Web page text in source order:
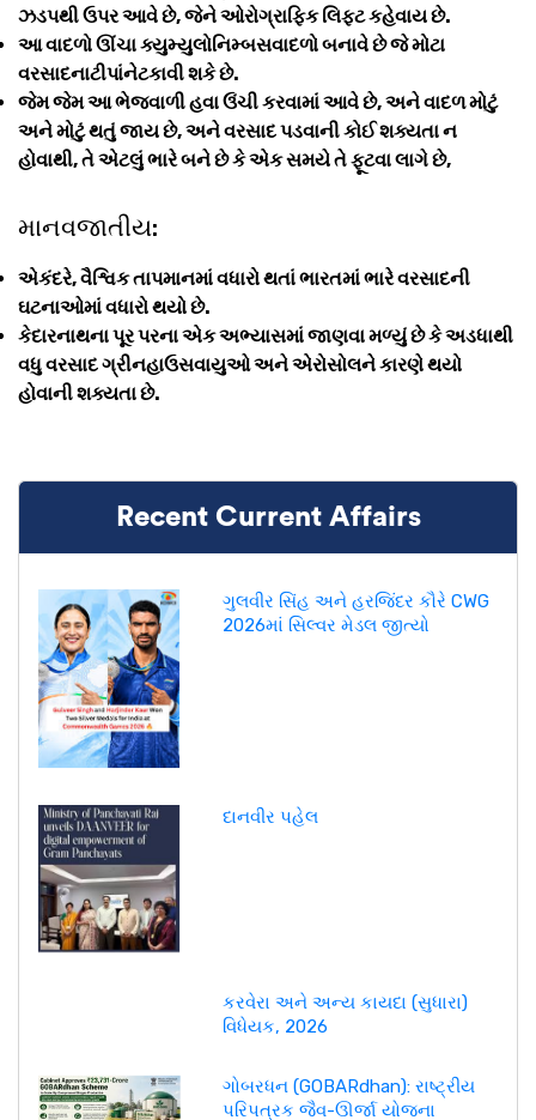
ઝડપથી ઉપર આવે છે, જેને ઓરોગ્રાફિક લિફ્ટ કહેવાય છે.
આ વાદળો ઊંચા ક્યુમ્યુલોનિમ્બસવાદળો બનાવે છે જે મોટા
વરસાદનાટીપાંનેટકાવી શકે છે.
જેમ જેમ આ ભેજવાળી હવા ઉંચી કરવામાં આવે છે, અને વાદળ મોટું
અને મોટું થતું જાય છે, અને વરસાદ પડવાની કોઈ શક્યતા ન
હોવાથી, તે એટલું ભારે બને છે કે એક સમયે તે ફૂટવા લાગે છે,
માનવજાતીય:
એકંદરે, વૈશ્વિક તાપમાનમાં વધારો થતાં ભારતમાં ભારે વરસાદની
ઘટનાઓમાં વધારો થયો છે.
કેદારનાથના પૂર પરના એક અભ્યાસમાં જાણવા મળ્યું છે કે અડધાથી
વધુ વરસાદ ગ્રીનહાઉસવાયુઓ અને એરોસોલને કારણે થયો
હોવાની શક્યતા છે.
Recent Current Affairs
ગુલવીર સિંહ અને હરજિંદર કૌરે CWG
2026માં સિલ્વર મેડલ જીત્યો
દાનવીર પહેલ
કરવેરા અને અન્ય કાયદા (સુધારા)
વિધેયક, 2026
ગોબરધન (GOBARdhan): રાષ્ટ્રીય
પરિપત્રક જૈવ-ઊર્જા યોજના